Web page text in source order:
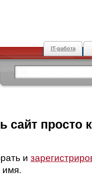
IT-работа
сайт просто
и
имя.